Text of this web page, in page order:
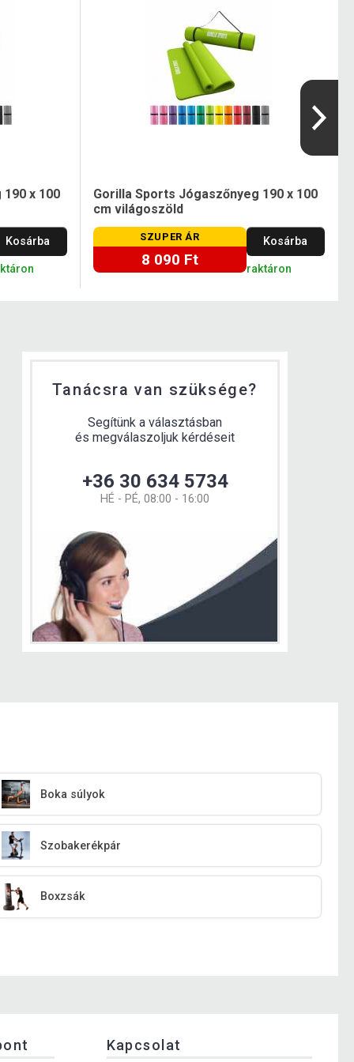
x 100
Kosárba
Gorilla Sports Jógaszőnyeg 190 x 100
cm világoszöld
SZUPER ÁR
8 090 Ft
Kosárba
raktáron
Tanácsra van szüksége?
Segítünk a választásban
és megválaszoljuk kérdéseit
+36 30 634 5734
HÉ - PÉ, 08:00 - 16:00
Boka súlyok
Szobakerékpár
Boxzsák
Kapcsolat